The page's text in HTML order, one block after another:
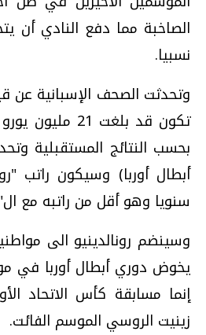
الصاخبة مما دفع النادي أن
نسبيا.
وتحدثت الصحف الإسبانية عن
بحسب النتائج المستقبلية
سنويا وهو أقل من راتبه مع
وسينضم رونالدينيو الى
يخوض دوري أبطال أوربا في
إنما مسابقة كأس الاتحاد
زينيت الروسي الموسم الفائت.